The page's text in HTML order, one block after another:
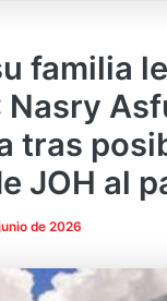
familia
Nasry
tras
JOH al
de 2026